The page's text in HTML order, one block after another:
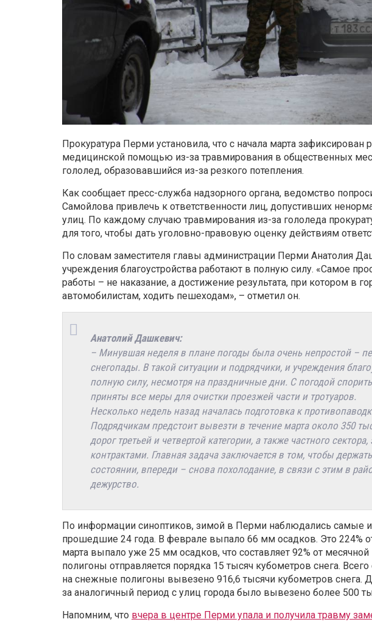
Прокуратура Перми установила, что с начала марта зафиксирован
медицинской помощью из-за травмирования в общественных
гололед, образовавшийся из-за резкого потепления.
Как сообщает пресс-служба надзорного органа, ведомство
Самойлова привлечь к ответственности лиц, допустивших
улиц. По каждому случаю травмирования из-за гололеда
для того, чтобы дать уголовно-правовую оценку действиям
По словам заместителя главы администрации Перми Анатолия
учреждения благоустройства работают в полную силу. «Самое
работы – не наказание, а достижение результата, при котором в
автомобилистам, ходить пешеходам», – отметил он.
Анатолий Дашкевич:
– Минувшая неделя в плане погоды была очень непростой –
снегопады. В такой ситуации и подрядчики, и учреждения
полную силу, несмотря на праздничные дни. С погодой
приняты все меры для очистки проезжей части и тротуаров.
Несколько недель назад началась подготовка к
Подрядчикам предстоит вывезти в течение марта около 350
дорог третьей и четвертой категории, а также частного
контрактами. Главная задача заключается в том, чтобы
состоянии, впереди – снова похолодание, в связи с этим в
дежурство.
По информации синоптиков, зимой в Перми наблюдались самые
прошедшие 24 года. В феврале выпало 66 мм осадков. Это 224%
марта выпало уже 25 мм осадков, что составляет 92% от
полигоны отправляется порядка 15 тысяч кубометров снега.
на снежные полигоны вывезено 916,6 тысячи кубометров снега.
за аналогичный период с улиц города было вывезено более 500
Напомним, что вчера в центре Перми упала и получила травму